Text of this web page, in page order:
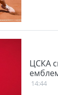
ЦСКА
14:44